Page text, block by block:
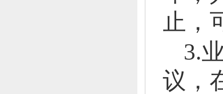
止，
3.
议，